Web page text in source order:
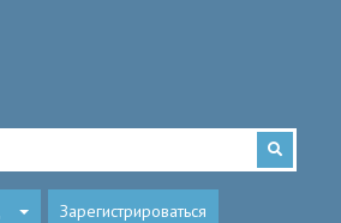
Зарегистрироваться